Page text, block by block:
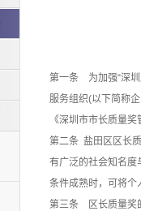
第一条 为加强“深圳
服务组织(以下简称
《深圳市市长质量
第二条 盐田区区长
有广泛的社会知名度
条件成熟时，可将个
第三条 区长质量奖